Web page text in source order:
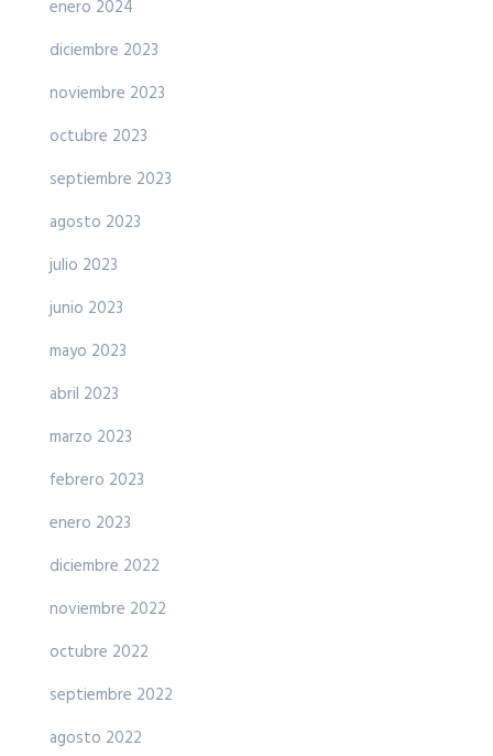
enero 2024
diciembre 2023
noviembre 2023
octubre 2023
septiembre 2023
agosto 2023
julio 2023
junio 2023
mayo 2023
abril 2023
marzo 2023
febrero 2023
enero 2023
diciembre 2022
noviembre 2022
octubre 2022
septiembre 2022
agosto 2022